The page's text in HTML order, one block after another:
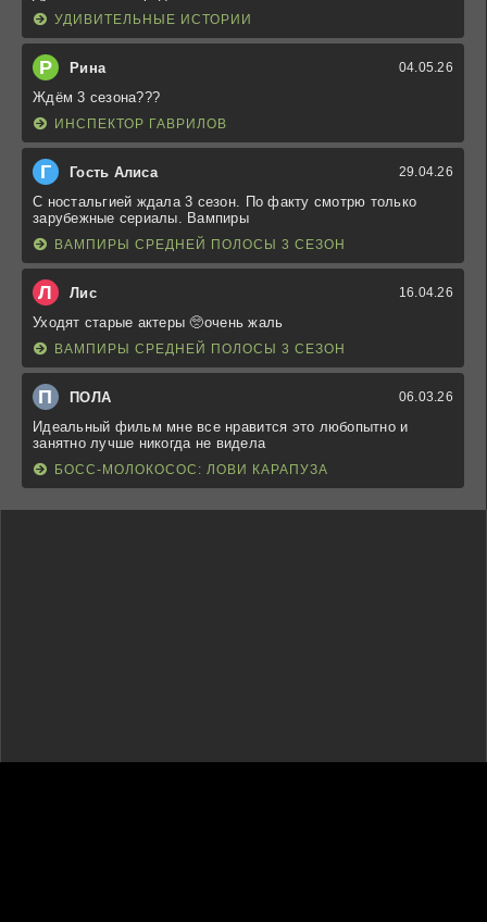
УДИВИТЕЛЬНЫЕ ИСТОРИИ
Р Рина 04.05.26
Ждём 3 сезона???
ИНСПЕКТОР ГАВРИЛОВ
Г Гость Алиса 29.04.26
С ностальгией ждала 3 сезон. По факту смотрю только
зарубежные сериалы. Вампиры
ВАМПИРЫ СРЕДНЕЙ ПОЛОСЫ 3 СЕЗОН
Л Лис 16.04.26
Уходят старые актеры 🥺очень жаль
ВАМПИРЫ СРЕДНЕЙ ПОЛОСЫ 3 СЕЗОН
П ПОЛА 06.03.26
Идеальный фильм мне все нравится это любопытно и
занятно лучше никогда не видела
БОСС-МОЛОКОСОС: ЛОВИ КАРАПУЗА